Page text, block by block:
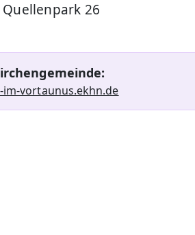
26
im-vortaunus.ekhn.de